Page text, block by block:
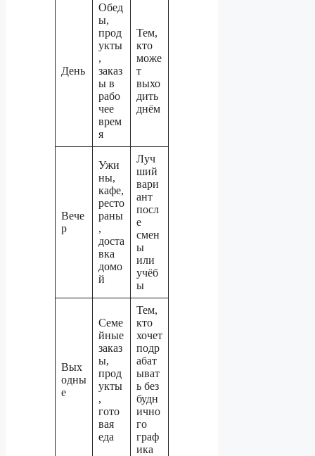
День
Обед
ы,
прод
укты
,
заказ
ы в
рабо
чее
врем
я
Тем,
кто
може
т
выхо
дить
днём
Вече
р
Ужи
ны,
кафе,
ресто
раны
,
доста
вка
домо
й
Луч
ший
вари
ант
посл
е
смен
ы
или
учёб
ы
Вых
одны
е
Семе
йные
заказ
ы,
прод
укты
,
гото
вая
еда
Тем,
кто
хочет
подр
абат
ыват
ь без
будн
ично
го
граф
ика